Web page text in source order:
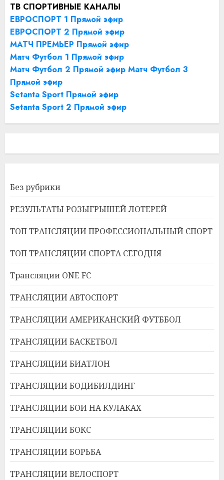
ТВ СПОРТИВНЫЕ КАНАЛЫ
ЕВРОСПОРТ 1 Прямой эфир
ЕВРОСПОРТ 2 Прямой эфир
МАТЧ ПРЕМЬЕР Прямой эфир
Матч Футбол 1 Прямой эфир
Матч Футбол 2 Прямой эфир Матч Футбол 3
Прямой эфир
Setanta Sport Прямой эфир
Setanta Sport 2 Прямой эфир
Без рубрики
РЕЗУЛЬТАТЫ РОЗЫГРЫШЕЙ ЛОТЕРЕЙ
ТОП ТРАНСЛЯЦИИ ПРОФЕССИОНАЛЬНЫЙ СПОРТ
ТОП ТРАНСЛЯЦИИ СПОРТА СЕГОДНЯ
Трансляции ONE FC
ТРАНСЛЯЦИИ АВТОСПОРТ
ТРАНСЛЯЦИИ АМЕРИКАНСКИЙ ФУТББОЛ
ТРАНСЛЯЦИИ БАСКЕТБОЛ
ТРАНСЛЯЦИИ БИАТЛОН
ТРАНСЛЯЦИИ БОДИБИЛДИНГ
ТРАНСЛЯЦИИ БОИ НА КУЛАКАХ
ТРАНСЛЯЦИИ БОКС
ТРАНСЛЯЦИИ БОРЬБА
ТРАНСЛЯЦИИ ВЕЛОСПОРТ